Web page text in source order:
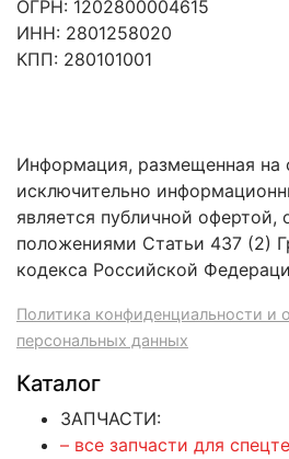
ОГРН: 1202800004615
ИНН: 2801258020
КПП: 280101001
Информация, размещенная на
исключительно
является публичной офертой,
положениями Статьи 437 (2)
кодекса Российской
Политика конфиденциальности и
персональных данных
Каталог
ЗАПЧАСТИ:
– все запчасти для